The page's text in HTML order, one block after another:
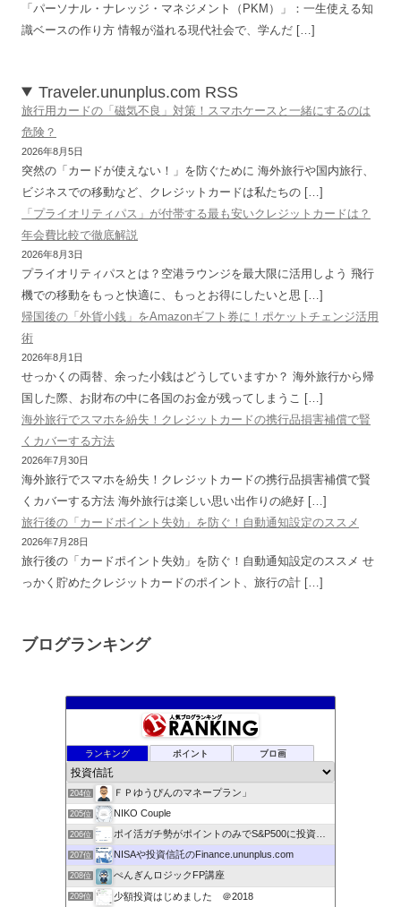
「パーソナル・ナレッジ・マネジメント（PKM）」：一生使える知
識ベースの作り方 情報が溢れる現代社会で、学んだ […]
Traveler.ununplus.com RSS
旅行用カードの「磁気不良」対策！スマホケースと一緒にするのは
危険？
2026年8月5日
突然の「カードが使えない！」を防ぐために 海外旅行や国内旅行、
ビジネスでの移動など、クレジットカードは私たちの […]
「プライオリティパス」が付帯する最も安いクレジットカードは？
年会費比較で徹底解説
2026年8月3日
プライオリティパスとは？空港ラウンジを最大限に活用しよう 飛行
機での移動をもっと快適に、もっとお得にしたいと思 […]
帰国後の「外貨小銭」をAmazonギフト券に！ポケットチェンジ活用
術
2026年8月1日
せっかくの両替、余った小銭はどうしていますか？ 海外旅行から帰
国した際、お財布の中に各国のお金が残ってしまうこ […]
海外旅行でスマホを紛失！クレジットカードの携行品損害補償で賢
くカバーする方法
2026年7月30日
海外旅行でスマホを紛失！クレジットカードの携行品損害補償で賢
くカバーする方法 海外旅行は楽しい思い出作りの絶好 […]
旅行後の「カードポイント失効」を防ぐ！自動通知設定のススメ
2026年7月28日
旅行後の「カードポイント失効」を防ぐ！自動通知設定のススメ せ
っかく貯めたクレジットカードのポイント、旅行の計 […]
ブログランキング
ランキング ポイント ブロ画
200位 FX裁量トレードで行こう！ 〜日本橋FX戦記〜
１から始める人生逆転ゲーム
202位 インベス豚のFIRE日記
203位
204位 ＦＰゆうぴんのマネープラン」
205位 NIKO Couple
206位 ポイ活ガチ勢がポイントのみでS&P500に投資をするブログ
207位 NISAや投資信託のFinance.ununplus.com
208位 ぺんぎんロジックFP講座
209位 少額投資はじめました ＠2018